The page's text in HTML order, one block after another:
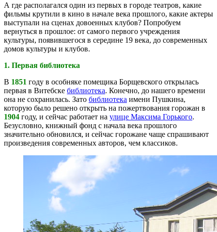
А где располагался один из первых в городе театров, какие
фильмы крутили в кино в начале века прошлого, какие актеры
выступали на сценах довоенных клубов? Попробуем
вернуться в прошлое: от самого первого учреждения
культуры, появившегося в середине 19 века, до современных
домов культуры и клубов.
1. Первая библиотека
В 1851 году в особняке помещика Борщевского открылась
первая в Витебске библиотека. Конечно, до нашего времени
она не сохранилась. Зато библиотека имени Пушкина,
которую было решено открыть на пожертвования горожан в
1904 году, и сейчас работает на улице Максима Горького.
Безусловно, книжный фонд с начала века прошлого
значительно обновился, и сейчас горожане чаще спрашивают
произведения современных авторов, чем классиков.